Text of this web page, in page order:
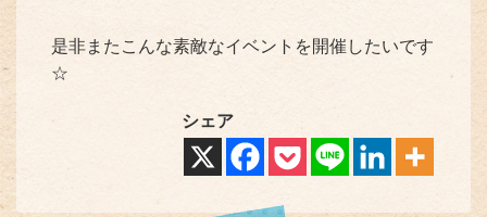
是非またこんな素敵なイベントを開催したいです
☆
シェア